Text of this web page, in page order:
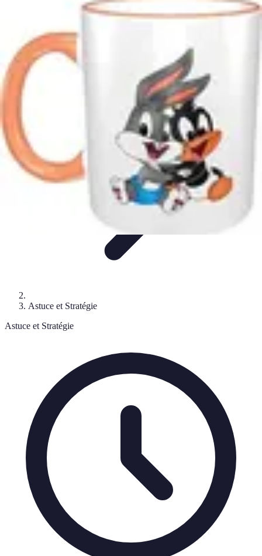
Astuces Jeux Société
tutorielsStratégies de JeuComparatifsJeux en
Astuces Jeux Société
Astuce et Stratégie
Astuce et Stratégie